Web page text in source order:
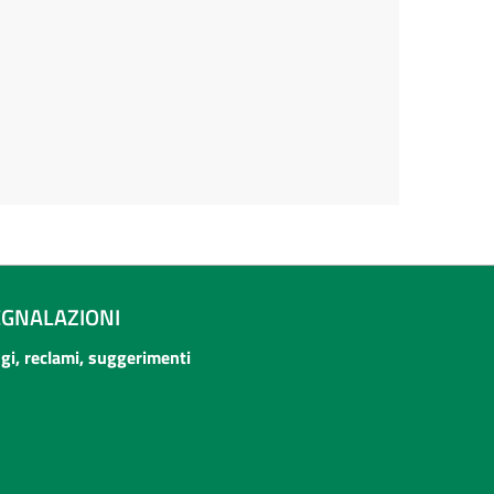
reclami, suggerimenti